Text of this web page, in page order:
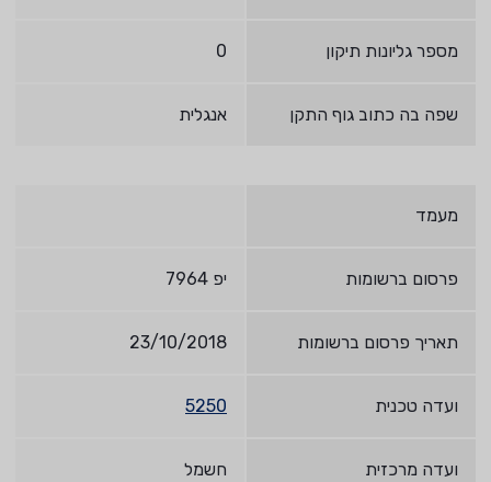
מספר גליונות תיקון 0
שפה בה כתוב גוף התקן אנגלית
מעמד
פרסום ברשומות יפ 7964
תאריך פרסום ברשומות 23/10/2018
ועדה טכנית 5250
ועדה מרכזית חשמל